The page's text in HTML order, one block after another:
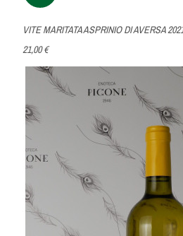
VITE MARITATA ASPRINIO DI AVERSA
21,00 €